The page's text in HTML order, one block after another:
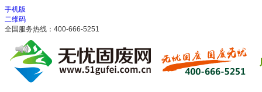
手机版
二维码
全国服务热线：400-666-5251